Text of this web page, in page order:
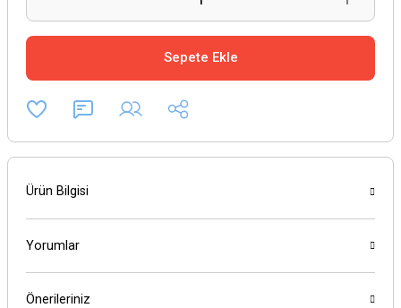
Sepete Ekle
Ürün Bilgisi
Yorumlar
Önerileriniz